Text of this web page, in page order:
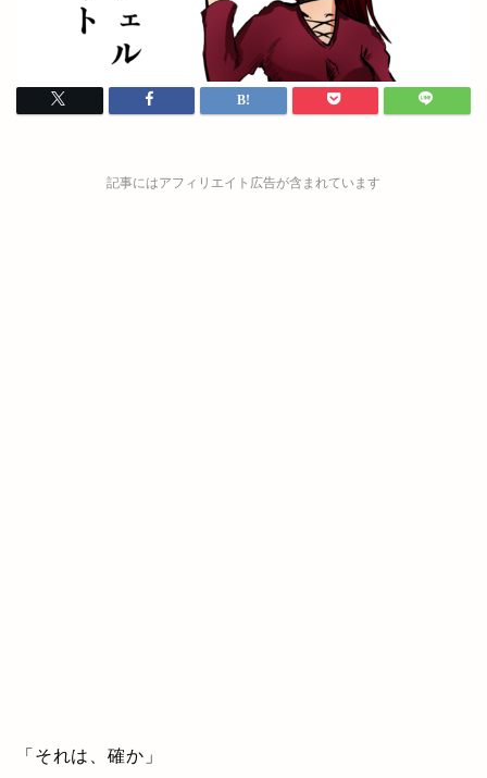
記事にはアフィリエイト広告が含まれています
「それは、確か」